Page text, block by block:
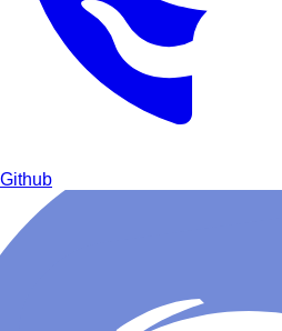
Github